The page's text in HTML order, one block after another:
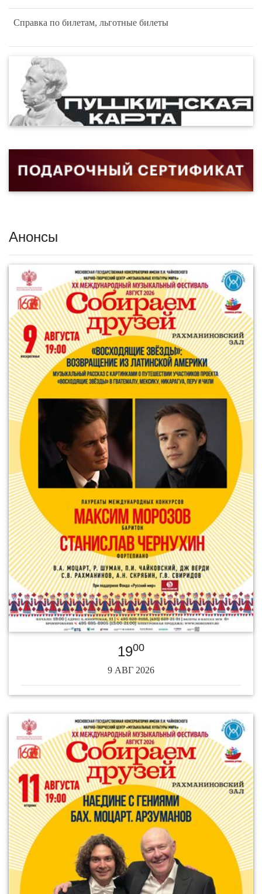
Справка по билетам, льготные билеты
Анонсы
1900
9 АВГ 2026